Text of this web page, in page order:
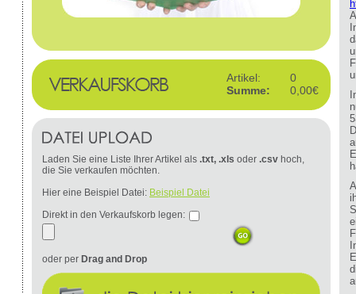
Artikel:
0
Summe:
0,00€
Laden Sie eine Liste Ihrer Artikel als .txt, .xls oder .csv hoch,
die Sie verkaufen möchten.
Hier eine Beispiel Datei: Beispiel Datei
Direkt in den Verkaufskorb legen:
oder per Drag and Drop